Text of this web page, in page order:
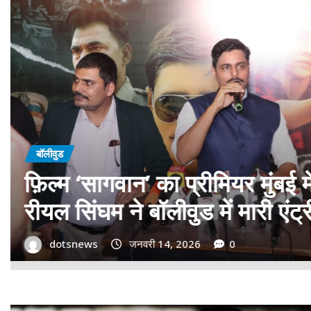
बॉलीवुड
गोवा मुख्यमंत्री डॉ. प्रमोद सावंत का
बड़ा समर्थन; पोस्टर विमोचन कर
गोदान की टीम का बढ़ाया मान!
dotsnews जनवरी 9, 2026 0